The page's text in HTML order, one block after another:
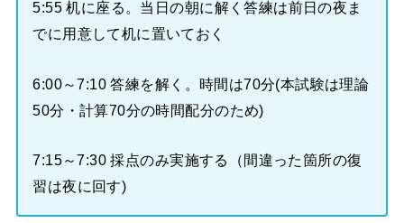
5:55 机に座る。当日の朝に解く答練は前日の夜ま
でに用意して机に置いておく
6:00～7:10 答練を解く。時間は70分(本試験は理論
50分・計算70分の時間配分のため)
7:15～7:30 採点のみ実施する（間違った箇所の復
習は夜に回す)